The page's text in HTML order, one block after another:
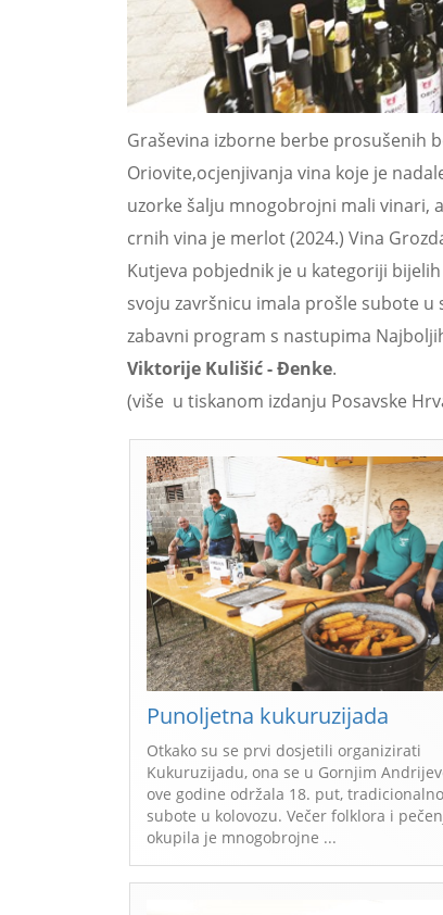
Graševina izborne berbe prosušenih
Oriovite,ocjenjivanja vina koje je
uzorke šalju mnogobrojni mali vinari,
crnih vina je merlot (2024.) Vina
Kutjeva pobjednik je u kategoriji
svoju završnicu imala prošle subote
zabavni program s nastupima
Viktorije Kulišić - Đenke.
(više u tiskanom izdanju Posavske
Punoljetna kukuruzijada
Otkako su se prvi dosjetili organizirati
Kukuruzijadu, ona se u Gornjim
ove godine održala 18. put,
subote u kolovozu. Večer folklora i
okupila je mnogobrojne ...